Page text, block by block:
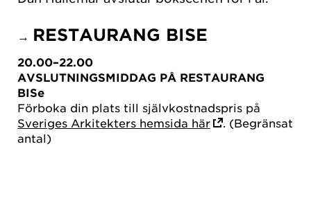
→ RESTAURANG BISE
20.00–22.00
AVSLUTNINGSMIDDAG PÅ RESTAURANG
BISe
Förboka din plats till självkostnadspris på
Sveriges Arkitekters hemsida här
. (Begränsat
antal)